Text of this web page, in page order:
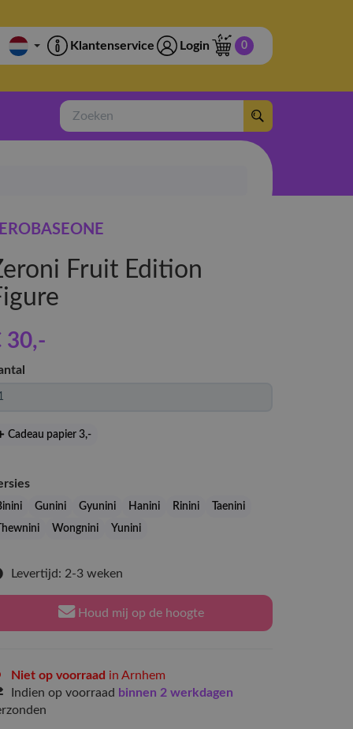
Klantenservice Login 0
Zoeken
Fruit Edition
30,-
Cadeau papier 3,-
Gunini Gyunini Hanini Rinini
Taenini
Thewnini
Wongnini Yunini
Levertijd: 2-3 weken
Houd mij op de hoogte
Niet op voorraad in Arnhem
Indien op voorraad binnen 2 werkdagen